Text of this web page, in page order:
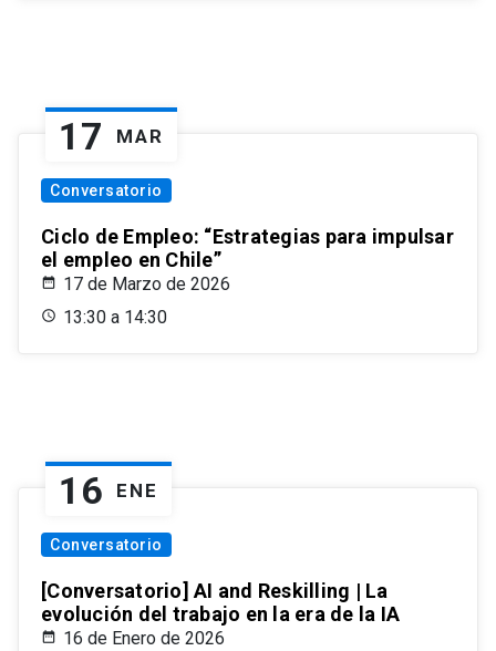
17 MAR
Conversatorio
Ciclo de Empleo: “Estrategias para impulsar
el empleo en Chile”
17 de Marzo de 2026
13:30 a 14:30
16 ENE
Conversatorio
[Conversatorio] AI and Reskilling | La
evolución del trabajo en la era de la IA
16 de Enero de 2026